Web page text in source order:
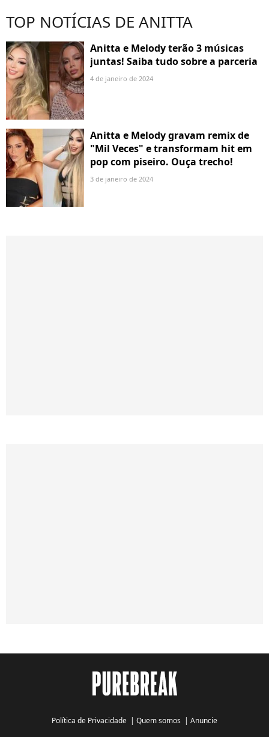
TOP NOTÍCIAS DE ANITTA
Anitta e Melody terão 3 músicas
juntas! Saiba tudo sobre a parceria
4 de janeiro de 2024
Anitta e Melody gravam remix de
"Mil Veces" e transformam hit em
pop com piseiro. Ouça trecho!
3 de janeiro de 2024
Política de Privacidade | Quem somos | Anuncie